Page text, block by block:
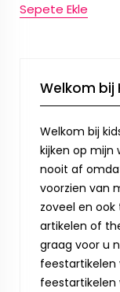
Sepete Ekle
Welkom bij
Welkom bij
kijken op mijn
nooit af
voorzien van
zoveel en
artikelen of
graag voor u
feestartikelen
feestartikelen